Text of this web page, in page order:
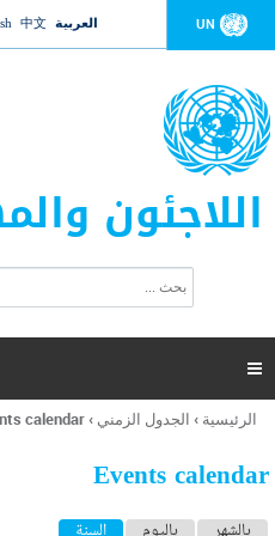
UN العربية 中文
اللاجئون
ت
ر
ل
ح
ب

أنت
هنا
الرئيسية › الجدول الزمني ›
calendar
Events calendar